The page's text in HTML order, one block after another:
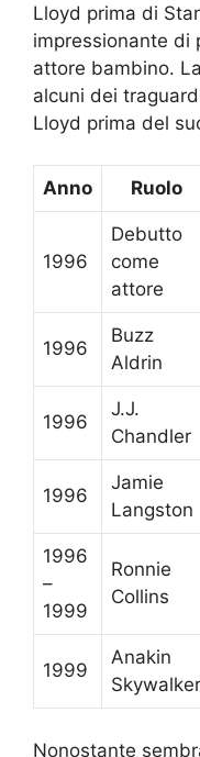
Lloyd prima di
impressionante di
attore bambino.
alcuni dei
Lloyd prima del
Anno Ruolo
1996
Debutto
come
attore
1996
Buzz
Aldrin
1996
J.J.
Chandler
1996
Jamie
Langston
1996
–
1999
Ronnie
Collins
1999
Anakin
Skywalker
Nonostante